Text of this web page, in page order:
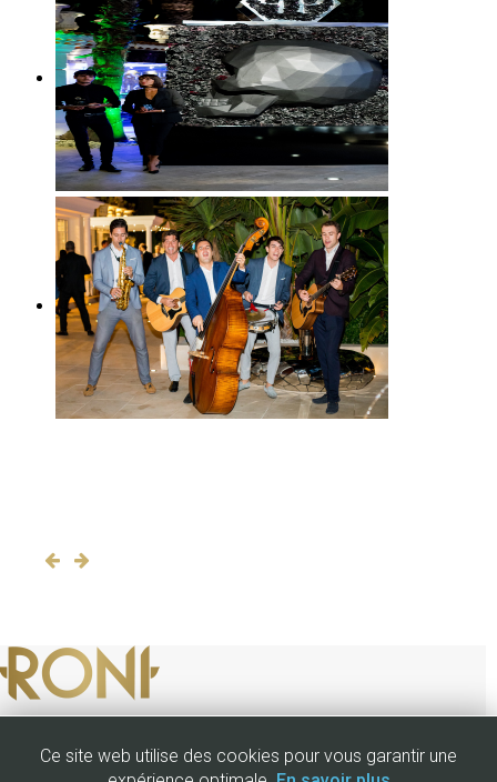
Ce site web utilise des cookies pour vous garantir une